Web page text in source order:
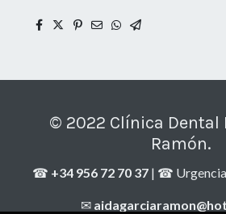
© 2022 Clínica Dental
Ramón.
☎ +34 956 72 70 37 | ☎ Urgencia
✉